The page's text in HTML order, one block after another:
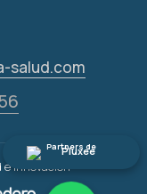
Partners de
salud.com
e Innovación